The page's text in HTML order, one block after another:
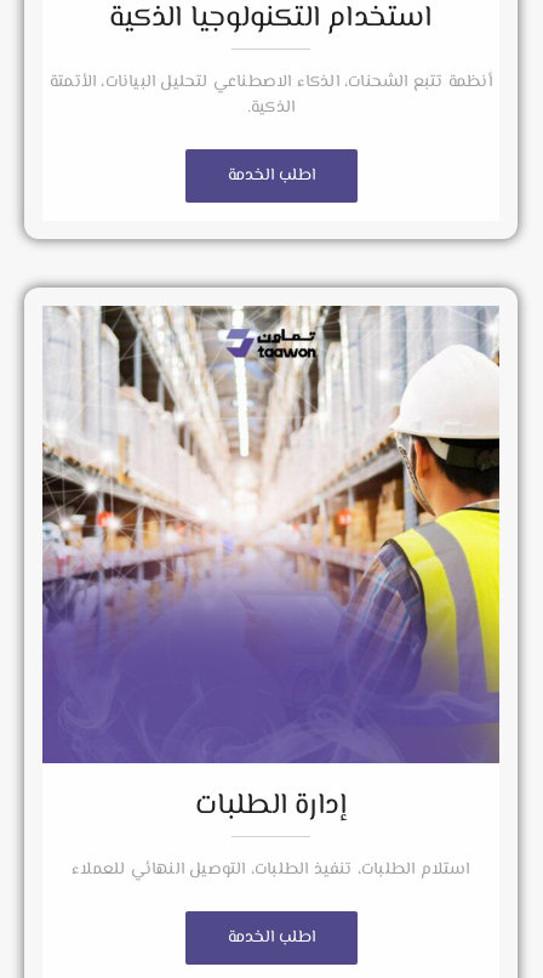
استخدام التكنولوجيا الذكية
أنظمة تتبع الشحنات، الذكاء الاصطناعي لتحليل البيانات، الأتمتة
الذكية.
اطلب الخدمة
إدارة الطلبات
استلام الطلبات، تنفيذ الطلبات، التوصيل النهائي للعملاء
اطلب الخدمة